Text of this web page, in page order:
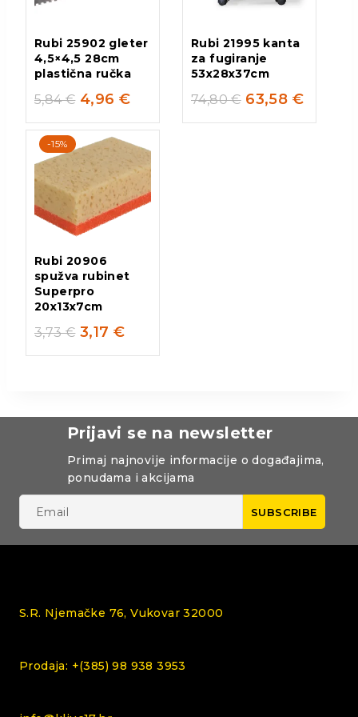
Rubi 25902 gleter
4,5×4,5 28cm
plastična ručka
5,84€ 4,96 €
Rubi 21995 kanta
za fugiranje
53x28x37cm
74,80€ 63,58 €
-15%
Rubi 20906
spužva rubinet
Superpro
20x13x7cm
3,73€ 3,17 €
Prijavi se na newsletter
Primaj najnovije informacije o događajima,
ponudama i akcijama
S.R. Njemačke 76, Vukovar 32000
Prodaja: +(385) 98 938 3953